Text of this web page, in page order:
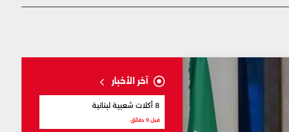
آخر الأخبار
8 أكلات شعبية لبنانية
قبل 9 دقائق